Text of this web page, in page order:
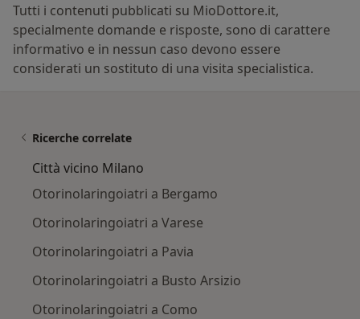
Tutti i contenuti pubblicati su MioDottore.it,
specialmente domande e risposte, sono di carattere
informativo e in nessun caso devono essere
considerati un sostituto di una visita specialistica.
Ricerche correlate
Città vicino Milano
Otorinolaringoiatri a Bergamo
Otorinolaringoiatri a Varese
Otorinolaringoiatri a Pavia
Otorinolaringoiatri a Busto Arsizio
Otorinolaringoiatri a Como